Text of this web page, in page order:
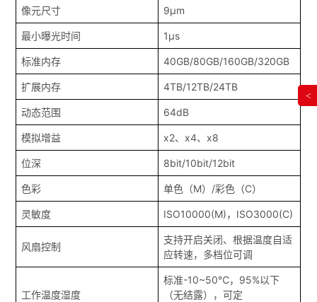
像元尺寸 9μm
最小曝光时间 1μs
标准内存 40GB/80GB/160GB/320GB
扩展内存 4TB/12TB/24TB
动态范围 64dB
模拟增益 x2、x4、x8
位深 8bit/10bit/12bit
色彩 单色（M）/彩色（C）
灵敏度 ISO10000(M)，ISO3000(C)
风扇控制
支持开启关闭、根据温度自适
应转速，多档位可调
工作温度湿度
标准-10~50℃，95%以下
（无结露），可定
<